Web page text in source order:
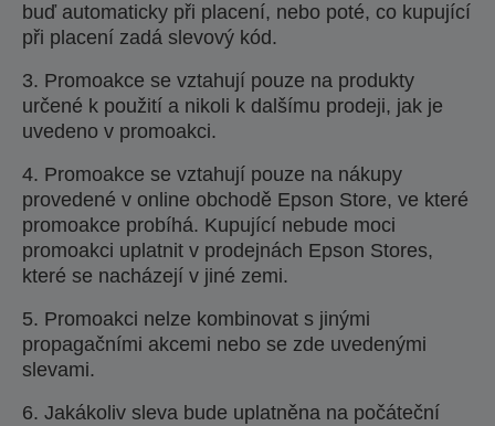
buď automaticky při placení, nebo poté, co kupující
při placení zadá slevový kód.
3. Promoakce se vztahují pouze na produkty
určené k použití a nikoli k dalšímu prodeji, jak je
uvedeno v promoakci.
4. Promoakce se vztahují pouze na nákupy
provedené v online obchodě Epson Store, ve které
promoakce probíhá. Kupující nebude moci
promoakci uplatnit v prodejnách Epson Stores,
které se nacházejí v jiné zemi.
5. Promoakci nelze kombinovat s jinými
propagačními akcemi nebo se zde uvedenými
slevami.
6. Jakákoliv sleva bude uplatněna na počáteční